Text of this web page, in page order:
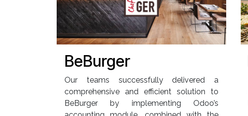
BeBurger
Our teams successfully delivered a
comprehensive and efficient solution to
BeBurger by implementing Odoo’s